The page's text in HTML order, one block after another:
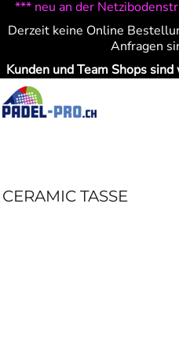
*** neu an der
Derzeit keine Online
Anfragen
Kunden und Team Shops
CERAMIC TASSE